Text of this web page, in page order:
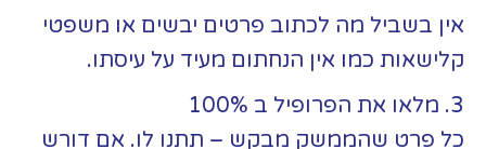
אין בשביל מה לכתוב פרטים יבשים או משפטי
קלישאות כמו אין הנחתום מעיד על עיסתו.
3. מלאו את הפרופיל ב 100%
כל פרט שהממשק מבקש – תתנו לו. אם דורש